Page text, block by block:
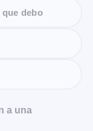
que debo
a una